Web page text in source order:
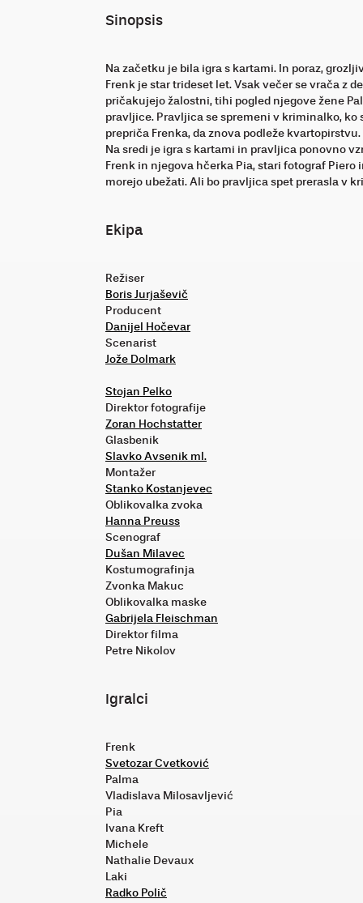
Sinopsis
Na začetku je bila igra s kartami. In poraz,
Frenk je star trideset let. Vsak večer se vrača z
pričakujejo žalostni, tihi pogled njegove žene
pravljice. Pravljica se spremeni v kriminalko,
prepriča Frenka, da znova podleže kvartopirstvu.
Na sredi je igra s kartami in pravljica ponovno
Frenk in njegova hčerka Pia, stari fotograf
morejo ubežati. Ali bo pravljica spet prerasla v
Ekipa
Režiser
Boris Jurjaševič
Producent
Danijel Hočevar
Scenarist
Jože Dolmark
Stojan Pelko
Direktor fotografije
Zoran Hochstatter
Glasbenik
Slavko Avsenik ml.
Montažer
Stanko Kostanjevec
Oblikovalka zvoka
Hanna Preuss
Scenograf
Dušan Milavec
Kostumografinja
Zvonka Makuc
Oblikovalka maske
Gabrijela Fleischman
Direktor filma
Petre Nikolov
Igralci
Frenk
Svetozar Cvetković
Palma
Vladislava Milosavljević
Pia
Ivana Kreft
Michele
Nathalie Devaux
Laki
Radko Polič